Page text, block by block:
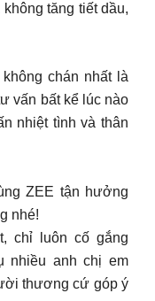
tăng tiết dầu,
chán nhất là
vấn bất kể lúc nào
nhiệt tình và thân
ZEE tận hưởng
nhé!
chỉ luôn cố gắng
nhiều anh chị em
thương cứ góp ý